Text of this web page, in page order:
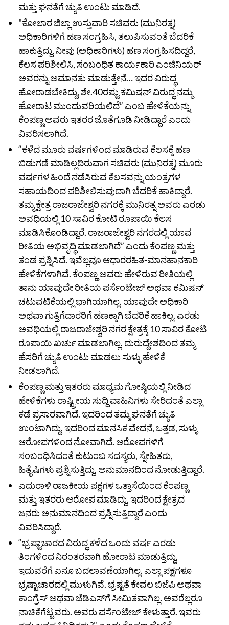
ಮತ್ತು ಘನತೆಗೆ ಚ್ಯುತಿ ಉಂಟು ಮಾಡಿದೆ.
"ಕೋಲಾರ ಜಿಲ್ಲಾ ಉಸ್ತುವಾರಿ ಸಚಿವರು (ಮುನಿರತ್ನ)
ಅಧಿಕಾರಿಗಳಿಗೆ ಹಣ ಸಂಗ್ರಹಿಸಿ, ತಲುಪಿಸುವಂತೆ ಬೆದರಿಕೆ
ಹಾಕುತ್ತಿದ್ದು, ನೀವು (ಅಧಿಕಾರಿಗಳು) ಹಣ ಸಂಗ್ರಹಿಸದಿದ್ದರೆ,
ಕೆಲಸ ಪರಿಶೀಲಿಸಿ, ಸಂಬಂಧಿತ ಕಾರ್ಯಕಾರಿ ಎಂಜಿನಿಯರ್‌
ಅವರನ್ನು ಅಮಾನತು ಮಾಡುತ್ತೇನೆ… ಇದರ ವಿರುದ್ಧ
ಹೋರಾಡಬೇಕಿದ್ದು, ಶೇ.40ರಷ್ಟು ಕಮಿಷನ್‌ ವಿರುದ್ಧ ನಮ್ಮ
ಹೋರಾಟ ಮುಂದುವರಿಯಲಿದೆ” ಎಂಬ ಹೇಳಿಕೆಯನ್ನು
ಕೆಂಪಣ್ಣ ಅವರು ಇತರರ ಜೊತೆಗೂಡಿ ನೀಡಿದ್ದಾರೆ ಎಂದು
ವಿವರಿಸಲಾಗಿದೆ.
“ಕಳೆದ ಮೂರು ವರ್ಷಗಳಿಂದ ಮಾಡಿರುವ ಕೆಲಸಕ್ಕೆ ಹಣ
ಬಿಡುಗಡೆ ಮಾಡಿಲ್ಲದಿರುವಾಗ ಸಚಿವರು (ಮುನಿರತ್ನ) ಮೂರು
ವರ್ಷಗಳ ಹಿಂದೆ ನಡೆಸಿರುವ ಕೆಲಸವನ್ನು ಯಂತ್ರಗಳ
ಸಹಾಯದಿಂದ ಪರಿಶೀಲಿಸುವುದಾಗಿ ಬೆದರಿಕೆ ಹಾಕಿದ್ದಾರೆ.
ತಮ್ಮ ಕ್ಷೇತ್ರ ರಾಜರಾಜೇಶ್ವರಿ ನಗರಕ್ಕೆ ಮುನಿರತ್ನ ಅವರು ಎರಡು
ಅವಧಿಯಲ್ಲಿ 10 ಸಾವಿರ ಕೋಟಿ ರೂಪಾಯಿ ಕೆಲಸ
ಮಾಡಿಸಿಕೊಂಡಿದ್ದಾರೆ. ರಾಜರಾಜೇಶ್ವರಿ ನಗರದಲ್ಲಿ ಯಾವ
ರೀತಿಯ ಅಭಿವೃದ್ಧಿ ಮಾಡಲಾಗಿದೆ” ಎಂದು ಕೆಂಪಣ್ಣ ಮತ್ತು
ತಂಡ ಪ್ರಶ್ನಿಸಿದೆ. ಇವೆಲ್ಲವೂ ಆಧಾರರಹಿತ-ಮಾನಹಾನಕಾರಿ
ಹೇಳಿಕೆಗಳಾಗಿವೆ. ಕೆಂಪಣ್ಣ ಅವರು ಹೇಳಿರುವ ರೀತಿಯಲ್ಲಿ
ತಾನು ಯಾವುದೇ ರೀತಿಯ ಪರ್ಸೆಂಟೇಜ್‌ ಅಥವಾ ಕಮಿಷನ್‌
ಚಟುವಟಿಕೆಯಲ್ಲಿ ಭಾಗಿಯಾಗಿಲ್ಲ. ಯಾವುದೇ ಅಧಿಕಾರಿ
ಅಥವಾ ಗುತ್ತಿಗೆದಾರರಿಗೆ ಹಣಕ್ಕಾಗಿ ಬೆದರಿಕೆ ಹಾಕಿಲ್ಲ. ಎರಡು
ಅವಧಿಯಲ್ಲಿ ರಾಜರಾಜೇಶ್ವರಿ ನಗರ ಕ್ಷೇತ್ರಕ್ಕೆ 10 ಸಾವಿರ ಕೋಟಿ
ರೂಪಾಯಿ ಖರ್ಚು ಮಾಡಲಾಗಿಲ್ಲ. ದುರುದ್ದೇಶದಿಂದ ತಮ್ಮ
ಹೆಸರಿಗೆ ಚ್ಯುತಿ ಉಂಟು ಮಾಡಲು ಸುಳ್ಳು ಹೇಳಿಕೆ
ನೀಡಲಾಗಿದೆ.
ಕೆಂಪಣ್ಣ ಮತ್ತು ಇತರರು ಮಾಧ್ಯಮ ಗೋಷ್ಠಿಯಲ್ಲಿ ನೀಡಿದ
ಹೇಳಿಕೆಗಳು ರಾಷ್ಟ್ರೀಯ ಸುದ್ದಿ ವಾಹಿನಿಗಳು ಸೇರಿದಂತೆ ಎಲ್ಲಾ
ಕಡೆ ಪ್ರಸಾರವಾಗಿದೆ. ಇದರಿಂದ ತಮ್ಮ ಘನತೆಗೆ ಚ್ಯುತಿ
ಉಂಟಾಗಿದ್ದು, ಇದರಿಂದ ಮಾನಸಿಕ ವೇದನೆ, ಒತ್ತಡ, ಸುಳ್ಳು
ಆರೋಪಗಳಿಂದ ನೋವಾಗಿದೆ. ಆರೋಪಗಳಿಗೆ
ಸಂಬಂಧಿಸಿದಂತೆ ಕುಟುಂಬ ಸದಸ್ಯರು, ಸ್ನೇಹಿತರು,
ಹಿತೈಷಿಗಳು ಪ್ರಶ್ನಿಸುತ್ತಿದ್ದು, ಅನುಮಾನದಿಂದ ನೋಡುತ್ತಿದ್ದಾರೆ.
ಎದುರಾಳಿ ರಾಜಕೀಯ ಪಕ್ಷಗಳ ಒತ್ತಾಸೆಯಿಂದ ಕೆಂಪಣ್ಣ
ಮತ್ತು ಇತರರು ಆರೋಪ ಮಾಡಿದ್ದು, ಇದರಿಂದ ಕ್ಷೇತ್ರದ
ಜನರು ಅನುಮಾನದಿಂದ ಪ್ರಶ್ನಿಸುತ್ತಿದ್ದಾರೆ ಎಂದು
ವಿವರಿಸಿದ್ದಾರೆ.
“ಭ್ರಷ್ಟಾಚಾರದ ವಿರುದ್ಧ ಕಳೆದ ಒಂದು ವರ್ಷ ಎರಡು
ತಿಂಗಳಿಂದ ನಿರಂತರವಾಗಿ ಹೋರಾಟ ಮಾಡುತ್ತಿದ್ದು,
ಇದುವರೆಗೆ ಏನೂ ಬದಲಾವಣೆಯಾಗಿಲ್ಲ. ಎಲ್ಲಾ ಪಕ್ಷಗಳೂ
ಭ್ರಷ್ಟಾಚಾರದಲ್ಲಿ ಮುಳುಗಿವೆ. ಭ್ರಷ್ಟತೆ ಕೇವಲ ಬಿಜೆಪಿ ಅಥವಾ
ಕಾಂಗ್ರೆಸ್‌ ಅಥವಾ ಜೆಡಿಎಸ್‌ಗೆ ಸೀಮಿತವಾಗಿಲ್ಲ. ಅವರೆಲ್ಲರೂ
ನಾಚಿಕೆಗೆಟ್ಟವರು. ಅವರು ಪರ್ಸೆಂಟೇಜ್‌ ಕೇಳುತ್ತಾರೆ. ಇವರು